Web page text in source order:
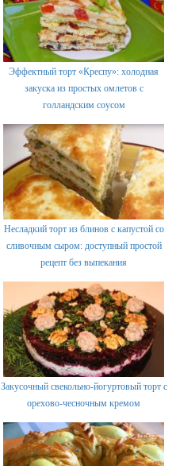
Эффектный торт «Креспу»: холодная
закуска из простых омлетов с
голландским соусом
Несладкий торт из блинов с капустой со
сливочным сыром: доступный простой
рецепт без выпекания
Закусочный свекольно-йогуртовый торт с
орехово-чесночным кремом